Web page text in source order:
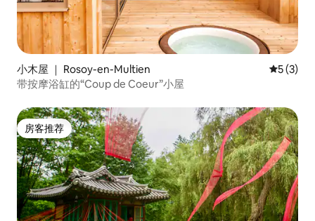
小木屋 ｜ Rosoy-en-Multien 平均评分
5 (3)
带按摩浴缸的“Coup de Coeur”小屋
房客推荐
房客推荐